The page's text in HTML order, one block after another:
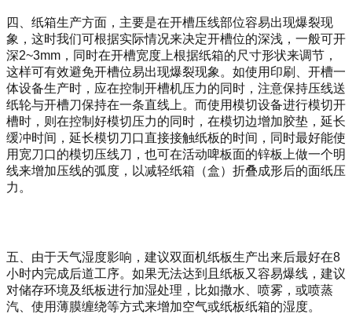
四、纸箱生产方面，主要是在开槽压线部位容易出现爆裂现
象，这时我们可根据实际情况来决定开槽位的深浅，一般可开
深2~3mm，同时在开槽宽度上根据纸箱的尺寸形状来调节，
这样可有效避免开槽位易出现爆裂现象。如使用印刷、开槽一
体设备生产时，应在控制 开槽机压力的同时，注意保持压线送
纸轮与开槽刀保持在一条直线上。而使用模切设备进行模切开
槽时，则在控制好模切压力的同时，在模切边增加胶垫，延长
缓冲时间，延长模切刀口直接接触纸板的时间，同时最好能使
用宽刀口的模切压线刀，也可在活动啤板面的锌板上做一个明
线来增加压线的弧度，以减轻纸箱（盒）折叠成形后的面纸压
力。
五、由于天气湿度影响，建议双面机纸板生产出来后最好在8
小时内完成后道工序。如果无法达到且纸板又容易爆线，建议
对储存环境及纸板进行加湿处理，比如撒水、喷雾，或喷蒸
汽、使用薄膜缠绕等方式来增加空气或纸板纸箱的湿度。